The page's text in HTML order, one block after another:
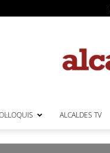
ALCALDES TV